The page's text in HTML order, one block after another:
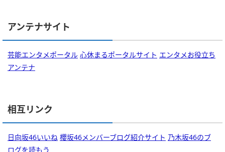
アンテナサイト
芸能エンタメポータル 心休まるポータルサイト エンタメお役立ち
アンテナ
相互リンク
日向坂46いいね 櫻坂46メンバーブログ紹介サイト 乃木坂46のブ
ログを読もう